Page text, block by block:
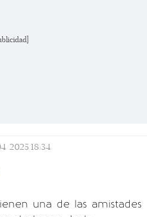
2025 18:34
una de las amistades